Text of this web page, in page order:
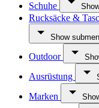
Schuhe
Rucksäcke &
Show
Outdoor
Ausrüstung
Marken